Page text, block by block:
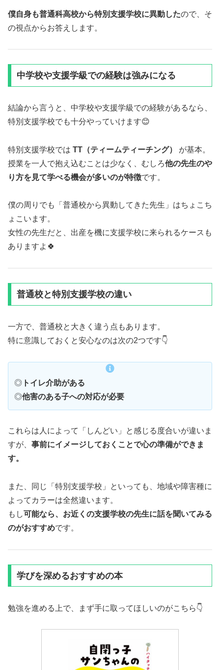
僕自身も普通科高校から特別支援学校に異動したので、そ
の視点からお答えします。
中学校や支援学級での経験は強みになる
結論から言うと、中学校や支援学級での経験があるなら、
特別支援学校でも十分やっていけます😊
特別支援学校では TT（ティームティーチング）
が基本。
授業を一人で抱え込むことは少なく、むしろ他の先生のや
り方を見て学べる機会が多いのが特徴です。
僕の周りでも「普通校から異動してきた先生」はちょこち
ょこいます。
女性の先生だと、出産を機に支援学校に来られるケースも
ありますよ🍀
普通校と特別支援学校の違い
一方で、普通校と大きく違う点もあります。
特に意識しておくと安心なのは次の2つです👇
◎ トイレ介助がある
◎他害のある子への対応が必要
これらは人によって「しんどい」と感じる度合いが違いま
すが、 事前にイメージしておくことで心の準備ができま
す。
また、同じ「特別支援学校」といっても、地域や障害種に
よってカラーは全然違います。
もし可能なら、お近くの支援学校の先生に話を聞いてみる
のがおすすめです。
学びを深めるおすすめの本
勉強を進める上で、まず手に取ってほしいのがこちら👇